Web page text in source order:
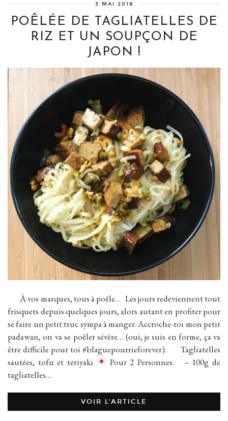
3 MAI 2018
POÊLÉE DE TAGLIATELLES DE
RIZ ET UN SOUPÇON DE
JAPON !
À vos marques, tous à poêle… Les jours redeviennent tout
frisquets depuis quelques jours, alors autant en profiter pour
se faire un petit truc sympa à manger. Accroche-toi mon petit
padawan, on va se poêler sévère… (oui, je suis en forme, ça va
être difficile pour toi #blaguepourrieforever). Tagliatelles
sautées, tofu et teriyaki
Pour 2 Personnes. – 100g de
tagliatelles…
VOIR L’ARTICLE